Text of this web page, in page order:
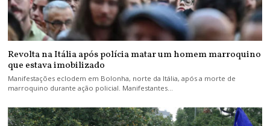
Revolta na Itália após polícia matar um homem marroquino
que estava imobilizado
Manifestações eclodem em Bolonha, norte da Itália, após a morte de
marroquino durante ação policial. Manifestantes…